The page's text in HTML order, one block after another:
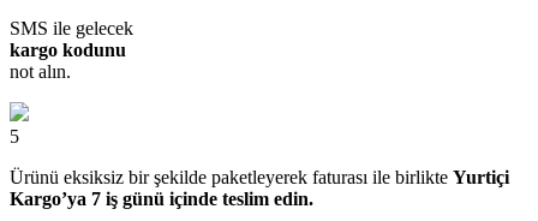
SMS ile gelecek
kargo kodunu
not alın.
5
Ürünü eksiksiz bir şekilde paketleyerek faturası ile birlikte Yurtiçi
Kargo’ya 7 iş günü içinde teslim edin.